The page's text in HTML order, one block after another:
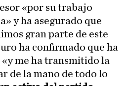
«por su trabajo
y ha asegurado que
gran parte de este
ha confirmado que ha
me ha transmitido la
de la mano de todo lo